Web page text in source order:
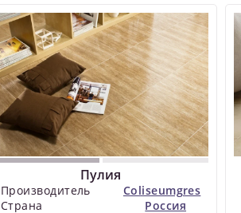
Пулия
Производитель
Coliseumgres
Страна
Россия